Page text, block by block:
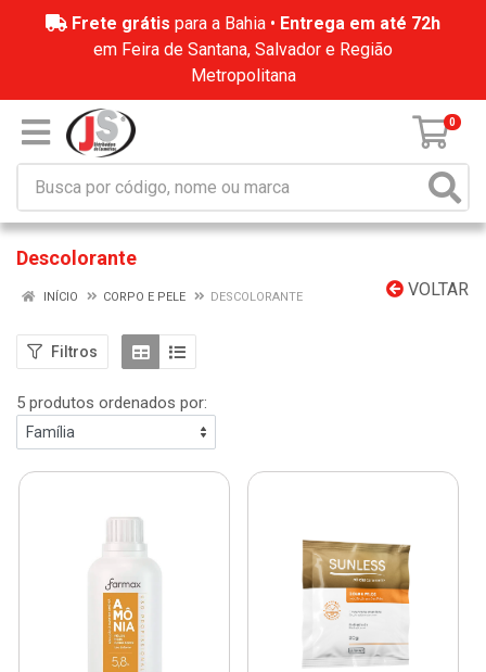
Frete grátis para a Bahia • Entrega em até 72h
em Feira de Santana, Salvador e Região
Metropolitana
0
Descolorante
VOLTAR
INÍCIO CORPO E PELE DESCOLORANTE
Filtros
5 produtos ordenados por: